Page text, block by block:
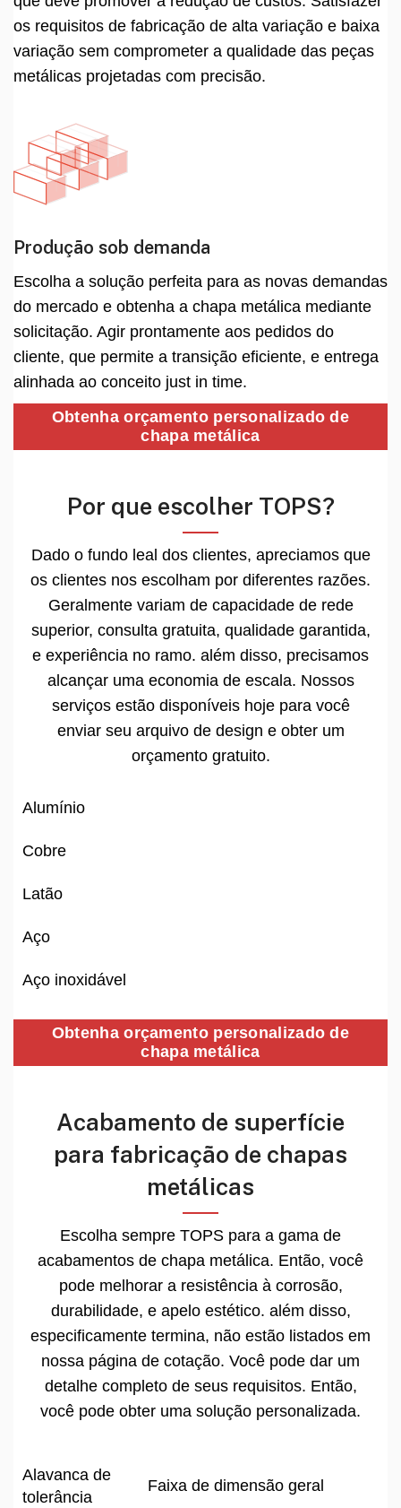
os requisitos de fabricação de alta variação e baixa
variação sem comprometer a qualidade das peças
metálicas projetadas com precisão.
Produção sob demanda
Escolha a solução perfeita para as novas demandas
do mercado e obtenha a chapa metálica mediante
solicitação. Agir prontamente aos pedidos do
cliente, que permite a transição eficiente, e entrega
alinhada ao conceito just in time.
Obtenha orçamento personalizado de
chapa metálica
Por que escolher TOPS?
Dado o fundo leal dos clientes, apreciamos que
os clientes nos escolham por diferentes razões.
Geralmente variam de capacidade de rede
superior, consulta gratuita, qualidade garantida,
e experiência no ramo. além disso, precisamos
alcançar uma economia de escala. Nossos
serviços estão disponíveis hoje para você
enviar seu arquivo de design e obter um
orçamento gratuito.
Alumínio
Cobre
Latão
Aço
Aço inoxidável
Obtenha orçamento personalizado de
chapa metálica
Acabamento de superfície
para fabricação de chapas
metálicas
Escolha sempre TOPS para a gama de
acabamentos de chapa metálica. Então, você
pode melhorar a resistência à corrosão,
durabilidade, e apelo estético. além disso,
especificamente termina, não estão listados em
nossa página de cotação. Você pode dar um
detalhe completo de seus requisitos. Então,
você pode obter uma solução personalizada.
Alavanca de
tolerância
Faixa de dimensão geral